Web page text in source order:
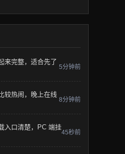
来完整，适合先了
5分钟前
较热闹，晚上在线
8分钟前
入口清楚，PC 端挂
45秒前